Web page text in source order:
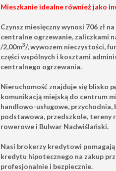
Mieszkanie idealne również jako
Czynsz miesięczny wynosi 706 zł
centralne ogrzewanie, zaliczkami
/2,00m3/, wywozem nieczystości,
części wspólnych i kosztami
centralnego ogrzewania.
Nieruchomość znajduje się blisko
komunikacją miejską do centrum
handlowo-usługowe, przychodnia,
podstawowa, przedszkole, tereny
rowerowe i Bulwar Nadwiślański.
Nasi brokerzy kredytowi pomagają
kredytu hipotecznego na zakup
profesjonalnie i bezpiecznie.